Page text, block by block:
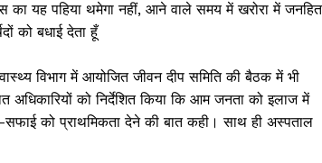
का यह पहिया थमेगा नहीं, आने वाले समय में खरोरा में जनहित
को बधाई देता हूँ
विभाग में आयोजित जीवन दीप समिति की बैठक में भी
अधिकारियों को निर्देशित किया कि आम जनता को इलाज में
को प्राथमिकता देने की बात कही। साथ ही अस्पताल